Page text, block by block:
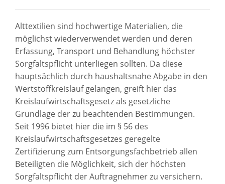
Alttextilien sind hochwertige Materialien, die
möglichst wiederverwendet werden und deren
Erfassung, Transport und Behandlung höchster
Sorgfaltspflicht unterliegen sollten. Da diese
hauptsächlich durch haushaltsnahe Abgabe in den
Wertstoffkreislauf gelangen, greift hier das
Kreislaufwirtschaftsgesetz als gesetzliche
Grundlage der zu beachtenden Bestimmungen.
Seit 1996 bietet hier die im § 56 des
Kreislaufwirtschaftsgesetzes geregelte
Zertifizierung zum Entsorgungsfachbetrieb allen
Beteiligten die Möglichkeit, sich der höchsten
Sorgfaltspflicht der Auftragnehmer zu versichern.